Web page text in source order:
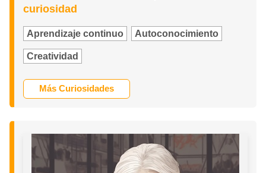
curiosidad
Aprendizaje continuo Autoconocimiento
Creatividad
Más Curiosidades